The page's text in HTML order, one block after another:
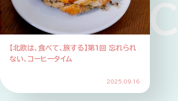
【北欧は、食べて、旅する】第1回 忘れられ
ない、コーヒータイム
2025.09.16